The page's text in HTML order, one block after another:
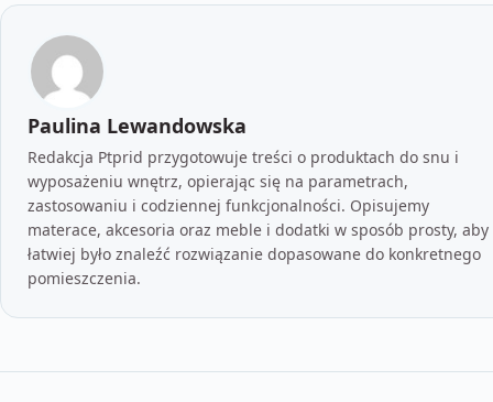
Paulina Lewandowska
Redakcja Ptprid przygotowuje treści o produktach do snu i
wyposażeniu wnętrz, opierając się na parametrach,
zastosowaniu i codziennej funkcjonalności. Opisujemy
materace, akcesoria oraz meble i dodatki w sposób prosty, aby
łatwiej było znaleźć rozwiązanie dopasowane do konkretnego
pomieszczenia.